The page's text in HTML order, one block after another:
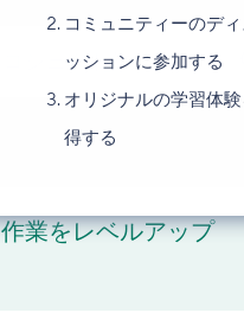
コミュニティーのデ
ッションに参加する
オリジナルの学習体
得する
作業をレベルアップ